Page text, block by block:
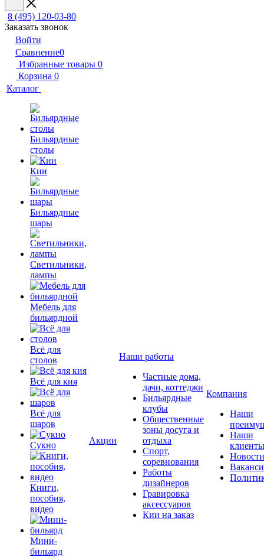
8 (495) 120-03-80
Заказать звонок
Войти
Сравнение0
Избранные товары 0
Корзина 0
Каталог
Бильярдные
столы
Кии
Бильярдные
шары
Светильники,
лампы
Мебель для
бильярдной
Всё для
столов
Всё для кия
Всё для
шаров
Сукно
Книги,
пособия,
видео
Мини-
бильярд
Акции
Наши работы
Частные дома,
дачи, коттеджи
Бильярдные
клубы
Общественные
зоны досуга и
отдыха
Спорт,
соревнования
Работы
дизайнеров
Гравировка
аксессуаров
Кии на заказ
Компания
Наши
Наши
клиенты
Новости